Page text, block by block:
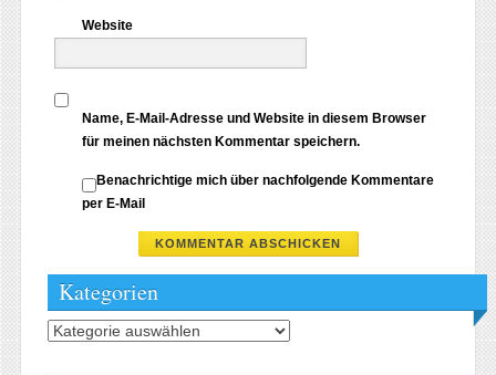
Website
Name, E-Mail-Adresse und Website in diesem Browser
für meinen nächsten Kommentar speichern.
Benachrichtige mich über nachfolgende Kommentare
per E-Mail
Kategorien
Kategorien